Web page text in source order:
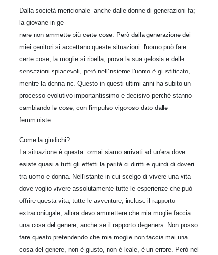
Dalla società meridionale, anche dalle donne di generazioni fa;
la giovane in ge-
nere non ammette più certe cose. Però dalla generazione dei
miei genitori si accettano queste situazioni: l'uomo può fare
certe cose, la moglie si ribella, prova la sua gelosia e delle
sensazioni spiacevoli, però nell'insieme l'uomo è giustificato,
mentre la donna no. Questo in questi ultimi anni ha subito un
processo evolutivo importantissimo e decisivo perché stanno
cambiando le cose, con l'impulso vigoroso dato dalle
femministe.
Come la giudichi?
La situazione è questa: ormai siamo arrivati ad un'era dove
esiste quasi a tutti gli effetti la parità di diritti e quindi di doveri
tra uomo e donna. Nell'istante in cui scelgo di vivere una vita
dove voglio vivere assolutamente tutte le esperienze che può
offrire questa vita, tutte le avventure, incluso il rapporto
extraconiugale, allora devo ammettere che mia moglie faccia
una cosa del genere, anche se il rapporto degenera. Non posso
fare questo pretendendo che mia moglie non faccia mai una
cosa del genere, non è giusto, non è leale, è un errore. Però nel